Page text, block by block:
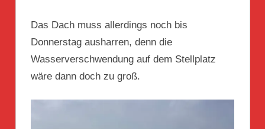
Das Dach muss allerdings noch bis
Donnerstag ausharren, denn die
Wasserverschwendung auf dem Stellplatz
wäre dann doch zu groß.